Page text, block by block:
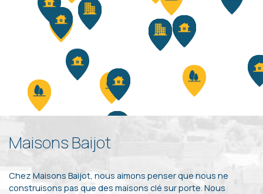
Maisons Baijot
Chez Maisons Baijot, nous aimons penser que nous ne
construisons pas que des maisons clé sur porte. Nous